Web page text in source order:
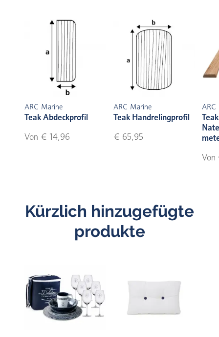
ARC Marine
Teak Abdeckprofil
Von € 14,96
ARC Marine
Teak Handrelingprofil
€ 65,95
ARC
Von
Kürzlich hinzugefügte
produkte